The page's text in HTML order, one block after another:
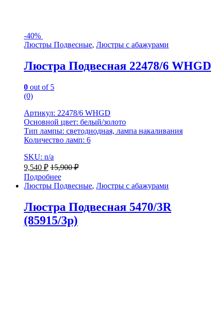
-40%
Люстры Подвесные, Люстры с абажурами
Люстра Подвесная 22478/6 WHGD
0 out of 5
(0)
Артикул: 22478/6 WHGD
Основной цвет: белый/золото
Тип лампы: светодиодная, лампа накаливания
Количество ламп: 6
SKU: n/a
9,540 ₽ 15,900₽
Подробнее
Люстры Подвесные, Люстры с абажурами
Люстра Подвесная 5470/3R
(85915/3p)